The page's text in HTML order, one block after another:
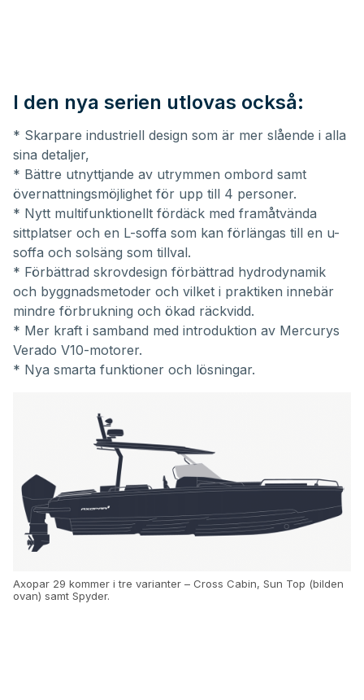
I den nya serien utlovas också:
* Skarpare industriell design som är mer slående i alla
sina detaljer,
* Bättre utnyttjande av utrymmen ombord samt
övernattningsmöjlighet för upp till 4 personer.
* Nytt multifunktionellt fördäck med framåtvända
sittplatser och en L-soffa som kan förlängas till en u-
soffa och solsäng som tillval.
* Förbättrad skrovdesign förbättrad hydrodynamik
och byggnadsmetoder och vilket i praktiken innebär
mindre förbrukning och ökad räckvidd.
* Mer kraft i samband med introduktion av Mercurys
Verado V10-motorer.
* Nya smarta funktioner och lösningar.
Axopar 29 kommer i tre varianter – Cross Cabin, Sun Top (bilden
ovan) samt Spyder.